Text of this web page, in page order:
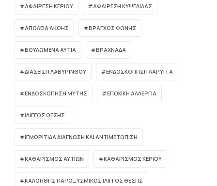
ΑΦΑΙΡΕΣΗ ΚΕΡΙΟΥ ΑΦΑΙΡΕΣΗ ΚΥΨΕΛΙΔΑΣ
ΑΠΏΛΕΙΑ ΑΚΟΉΣ ΒΡΑΓΧΟΣ ΦΩΝΗΣ
ΒΟΥΛΩΜΈΝΑ ΑΥΤΙΆ ΒΡΑΧΝΆΔΑ
ΔΙΆΣΕΙΣΗ ΛΑΒΥΡΊΝΘΟΥ ΕΝΔΟΣΚΟΠΗΣΗ ΛΑΡΥΓΓΑ
ΕΝΔΟΣΚΟΠΗΣΗ ΜΥΤΗΣ ΕΠΟΧΙΚΗ ΑΛΛΕΡΓΙΑ
ΙΛΙΓΓΟΣ ΘΕΣΗΣ
ΙΓΜΟΡΊΤΙΔΑ ΔΙΆΓΝΩΣΗ ΚΑΙ ΑΝΤΙΜΕΤΏΠΙΣΗ
ΚΑΘΑΡΙΣΜΟΣ ΑΥΤΙΩΝ ΚΑΘΑΡΙΣΜΟΣ ΚΕΡΙΟΥ
ΚΑΛΟΗΘΗΣ ΠΑΡΟΞΥΣΜΙΚΟΣ ΙΛΙΓΓΟΣ ΘΕΣΗΣ